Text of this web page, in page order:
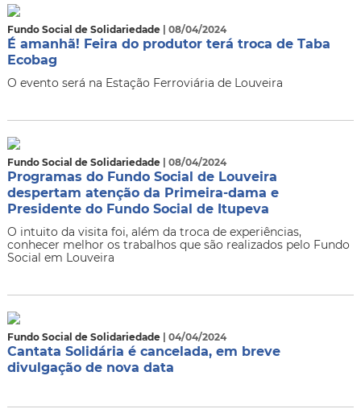
Fundo Social de Solidariedade | 08/04/2024
É amanhã! Feira do produtor terá troca de Taba
Ecobag
O evento será na Estação Ferroviária de Louveira
Fundo Social de Solidariedade | 08/04/2024
Programas do Fundo Social de Louveira
despertam atenção da Primeira-dama e
Presidente do Fundo Social de Itupeva
O intuito da visita foi, além da troca de experiências,
conhecer melhor os trabalhos que são realizados pelo Fundo
Social em Louveira
Fundo Social de Solidariedade | 04/04/2024
Cantata Solidária é cancelada, em breve
divulgação de nova data